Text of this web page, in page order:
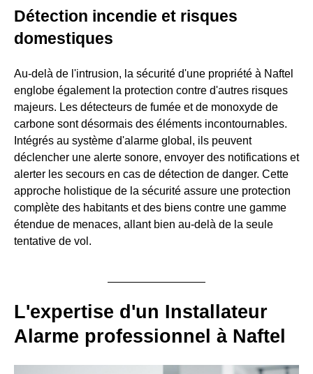
Détection incendie et risques
domestiques
Au-delà de l'intrusion, la sécurité d'une propriété à Naftel
englobe également la protection contre d'autres risques
majeurs. Les détecteurs de fumée et de monoxyde de
carbone sont désormais des éléments incontournables.
Intégrés au système d'alarme global, ils peuvent
déclencher une alerte sonore, envoyer des notifications et
alerter les secours en cas de détection de danger. Cette
approche holistique de la sécurité assure une protection
complète des habitants et des biens contre une gamme
étendue de menaces, allant bien au-delà de la seule
tentative de vol.
L'expertise d'un Installateur
Alarme professionnel à Naftel